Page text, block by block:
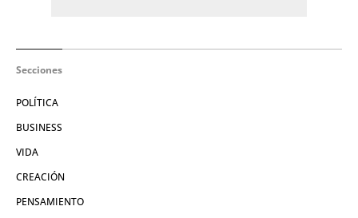
Secciones
POLÍTICA
BUSINESS
VIDA
CREACIÓN
PENSAMIENTO